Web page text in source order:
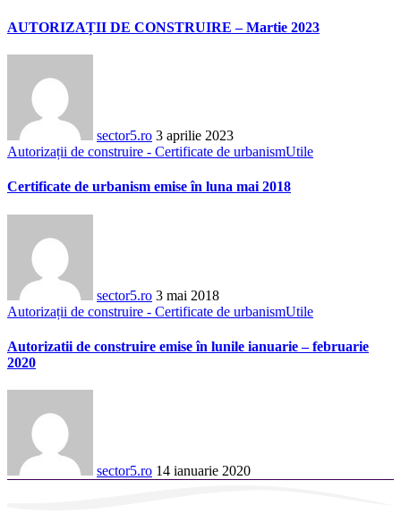
AUTORIZAȚII DE CONSTRUIRE – Martie 2023
sector5.ro 3 aprilie 2023
Autorizații de construire - Certificate de urbanismUtile
Certificate de urbanism emise în luna mai 2018
sector5.ro 3 mai 2018
Autorizații de construire - Certificate de urbanismUtile
Autorizatii de construire emise în lunile ianuarie – februarie
2020
sector5.ro 14 ianuarie 2020